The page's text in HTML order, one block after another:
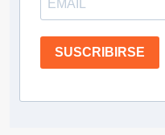
SUSCRIBIRSE